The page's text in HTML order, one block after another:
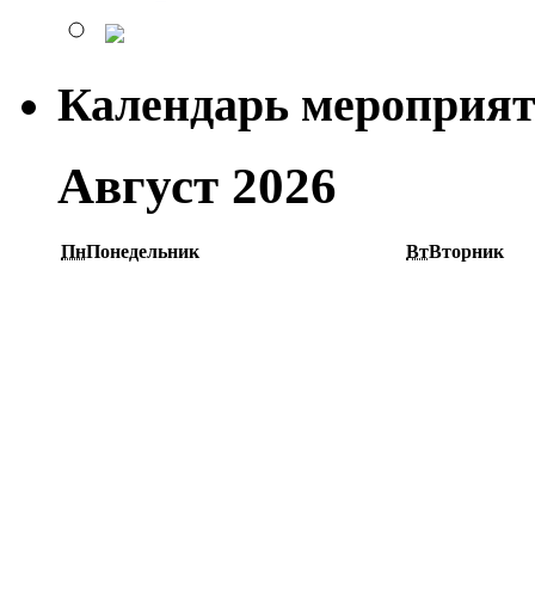
Календарь
Август 2026
ПнПонедельник ВтВторник